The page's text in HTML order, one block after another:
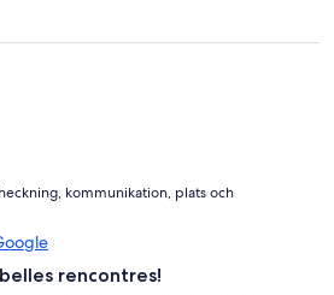
kommunikation, plats och
rencontres!